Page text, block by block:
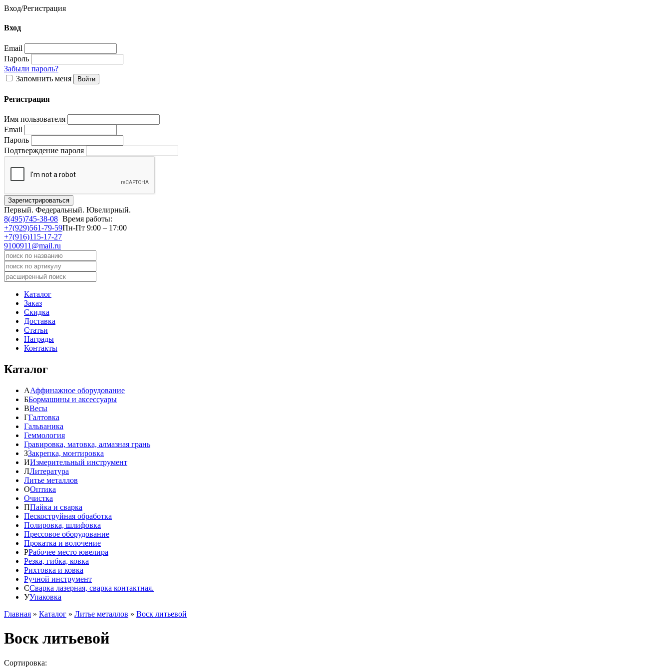
Вход/Регистрация
Вход
Email
Пароль
Забыли пароль?
Запомнить меня
Регистрация
Имя пользователя
Email
Пароль
Подтверждение пароля
Первый. Федеральный. Ювелирный.
8(495)745-38-08
+7(929)561-79-59
+7(916)115-17-27
9100911@mail.ru
Время работы:
Пн-Пт 9:00 – 17:00
Каталог
Заказ
Скидка
Доставка
Статьи
Награды
Контакты
Каталог
ААффинажное оборудование
ББормашины и аксессуары
ВВесы
ГГалтовка
Гальваника
Геммология
Гравировка, матовка, алмазная грань
ЗЗакрепка, монтировка
ИИзмерительный инструмент
ЛЛитература
Литье металлов
ООптика
Очистка
ППайка и сварка
Пескоструйная обработка
Полировка, шлифовка
Прессовое оборудование
Прокатка и волочение
РРабочее место ювелира
Резка, гибка, ковка
Рихтовка и ковка
Ручной инструмент
ССварка лазерная, сварка контактная.
УУпаковка
Главная » Каталог » Литье металлов » Воск литьевой
Воск литьевой
Сортировка: